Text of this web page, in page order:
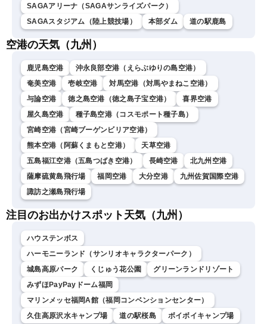
SAGAアリーナ（SAGAサンライズパーク）
SAGAスタジアム（陸上競技場）
本部ダム 道の駅鹿島
空港の天気（九州）
鹿児島空港
沖永良部空港（えらぶゆりの島空港）
奄美空港
壱岐空港
対馬空港（対馬やまねこ空港）
与論空港
徳之島空港（徳之島子宝空港）
喜界空港
屋久島空港
種子島空港（コスモポート種子島）
宮崎空港（宮崎ブーゲンビリア空港）
熊本空港（阿蘇くまもと空港）
天草空港
五島福江空港（五島つばき空港）
長崎空港
北九州空港
薩摩硫黄島飛行場
福岡空港 大分空港
九州佐賀国際空港
諏訪之瀬島飛行場
注目のお出かけスポット天気（九州）
ハウステンボス
ハーモニーランド（サンリオキャラクターパーク）
城島高原パーク
くじゅう花公園
グリーンランドリゾート
みずほPayPayドーム福岡
マリンメッセ福岡A館（福岡コンベンションセンター）
久住高原沢水キャンプ場
道の駅桜島 ボイボイキャンプ場